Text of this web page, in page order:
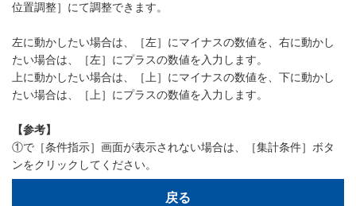
位置調整］にて調整できます。
左に動かしたい場合は、［左］にマイナスの数値を、右に動かし
たい場合は、［左］にプラスの数値を入力します。
上に動かしたい場合は、［上］にマイナスの数値を、下に動かし
たい場合は、［上］にプラスの数値を入力します。
【参考】
①で［条件指示］画面が表示されない場合は、［集計条件］ボタ
ンをクリックしてください。
戻る